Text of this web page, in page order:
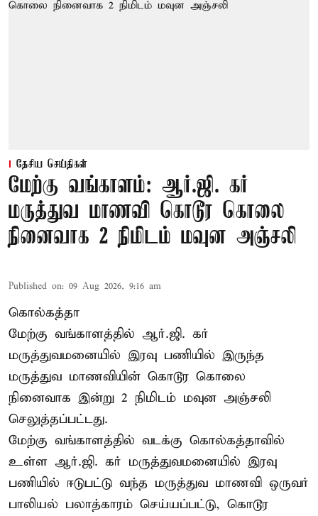
தேசிய செய்திகள்
மேற்கு வங்காளம்: ஆர்.ஜி. கர்
மருத்துவ மாணவி கொடூர கொலை
நினைவாக 2 நிமிடம் மவுன அஞ்சலி
Published on: 09 Aug 2026, 9:16 am
கொல்கத்தா
மேற்கு வங்காளத்தில் ஆர்.ஜி. கர்
மருத்துவமனையில் இரவு பணியில் இருந்த
மருத்துவ மாணவியின் கொடூர கொலை
நினைவாக இன்று 2 நிமிடம் மவுன அஞ்சலி
செலுத்தப்பட்டது.
மேற்கு வங்காளத்தில் வடக்கு கொல்கத்தாவில்
உள்ள ஆர்.ஜி. கர் மருத்துவமனையில் இரவு
பணியில் ஈடுபட்டு வந்த மருத்துவ மாணவி ஒருவர்
பாலியல் பலாத்காரம் செய்யப்பட்டு, கொடூர